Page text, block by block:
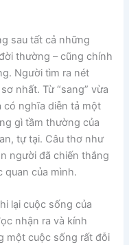
sau tất cả những
thường – cũng chính
Người tìm ra nét
nhất. Từ “sang” vừa
có nghĩa diễn tả một
gì tầm thường của
tự tại. Câu thơ như
người đã chiến thắng
quan của mình.
lại cuộc sống của
nhận ra và kính
một cuộc sống rất đỗi